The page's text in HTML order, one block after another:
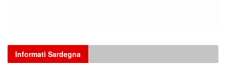
Informati Sardegna